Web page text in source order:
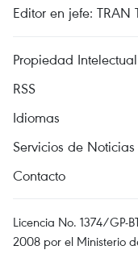
Editor en jefe: TRAN
Propiedad Intelectual
RSS
Idiomas
Servicios de Noticias
Contacto
Licencia No. 1374/GP-
2008 por el Ministerio